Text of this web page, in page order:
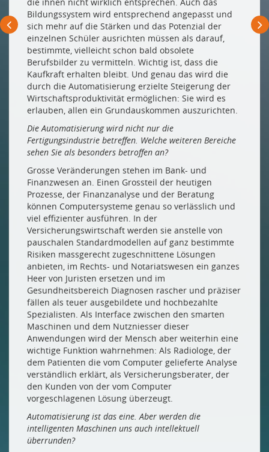
Bildungssystem wird entsprechend angepasst und
sich mehr auf die Stärken und das Potenzial der
einzelnen Schüler ausrichten müssen als darauf,
bestimmte, vielleicht schon bald obsolete
Berufsbilder zu vermitteln. Wichtig ist, dass die
Kaufkraft erhalten bleibt. Und genau das wird die
durch die Automatisierung erzielte Steigerung der
Wirtschaftsproduktivität ermöglichen: Sie wird es
erlauben, allen ein Grundauskommen auszurichten.
Die Automatisierung wird nicht nur die
Fertigungsindustrie betreffen. Welche weiteren Bereiche
sehen Sie als besonders betroffen an?
Grosse Veränderungen stehen im Bank- und
Finanzwesen an. Einen Grossteil der heutigen
Prozesse, der Finanzanalyse und der Beratung
können Computersysteme genau so verlässlich und
viel effizienter ausführen. In der
Versicherungswirtschaft werden sie anstelle von
pauschalen Standardmodellen auf ganz bestimmte
Risiken massgerecht zugeschnittene Lösungen
anbieten, im Rechts- und Notariatswesen ein ganzes
Heer von Juristen ersetzen und im
Gesundheitsbereich Diagnosen rascher und präziser
fällen als teuer ausgebildete und hochbezahlte
Spezialisten. Als Interface zwischen den smarten
Maschinen und dem Nutzniesser dieser
Anwendungen wird der Mensch aber weiterhin eine
wichtige Funktion wahrnehmen: Als Radiologe, der
dem Patienten die vom Computer gelieferte Analyse
verständlich erklärt, als Versicherungsberater, der
den Kunden von der vom Computer
vorgeschlagenen Lösung überzeugt.
Automatisierung ist das eine. Aber werden die
intelligenten Maschinen uns auch intellektuell
überrunden?